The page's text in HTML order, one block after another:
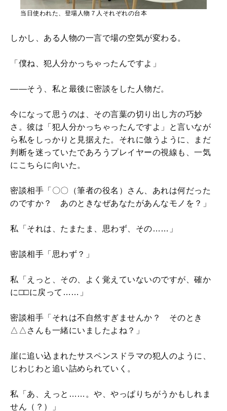
当日使われた、登場人物７人それぞれの台本
しかし、ある人物の一言で場の空気が変わる。
「僕ね、犯人分かっちゃったんですよ」
――そう、私と最後に密談をした人物だ。
今になって思うのは、その言葉の切り出し方の巧妙
さ。彼は「犯人分かっちゃったんですよ」と言いなが
ら私をしっかりと見据えた。それに倣うように、まだ
判断を迷っていたであろうプレイヤーの視線も、一気
にこちらに向いた。
密談相手「〇〇（筆者の役名）さん、あれは何だった
のですか？ あのときなぜあなたがあんなモノを？」
私「それは、たまたま、思わず、その……」
密談相手「思わず？」
私「えっと、その、よく覚えていないのですが、確か
に□□に戻って……」
密談相手「それは不自然すぎませんか？ そのとき
△△さんも一緒にいましたよね？」
崖に追い込まれたサスペンスドラマの犯人のように、
じわじわと追い詰められていく。
私「あ、えっと……。や、やっぱりちがうかもしれま
せん（？）」